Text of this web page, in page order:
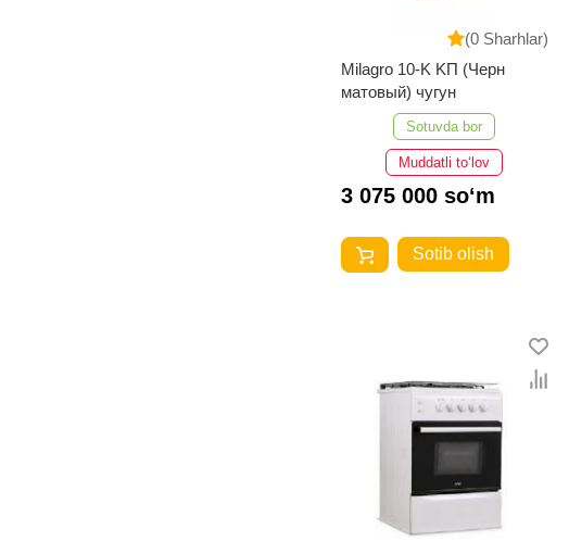
(0 Sharhlar)
Milagro 10-K KП (Черн
матовый) чугун
Sotuvda bor
Muddatli to‘lov
3 075 000 so‘m
Sotib olish